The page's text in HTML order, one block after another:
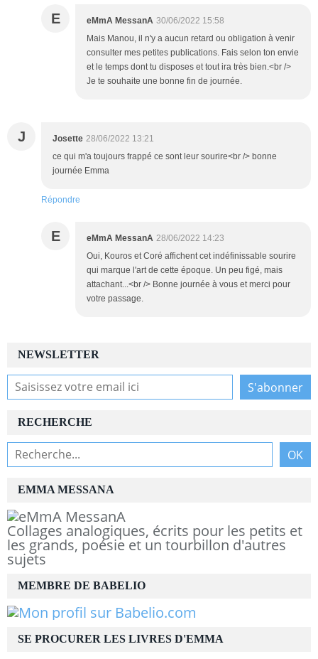
E eMmA MessanA 30/06/2022 15:58
Mais Manou, il n'y a aucun retard ou obligation à venir
consulter mes petites publications. Fais selon ton envie
et le temps dont tu disposes et tout ira très bien.<br />
Je te souhaite une bonne fin de journée.
J Josette 28/06/2022 13:21
ce qui m'a toujours frappé ce sont leur sourire<br /> bonne
journée Emma
Répondre
E eMmA MessanA 28/06/2022 14:23
Oui, Kouros et Coré affichent cet indéfinissable sourire
qui marque l'art de cette époque. Un peu figé, mais
attachant...<br /> Bonne journée à vous et merci pour
votre passage.
NEWSLETTER
RECHERCHE
EMMA MESSANA
Collages analogiques, écrits pour les petits et
les grands, poésie et un tourbillon d'autres
sujets
MEMBRE DE BABELIO
SE PROCURER LES LIVRES D'EMMA